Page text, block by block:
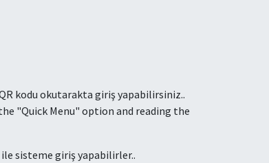
kodu okutarakta giriş yapabilirsiniz..
"Quick Menu" option and reading the
sisteme giriş yapabilirler..